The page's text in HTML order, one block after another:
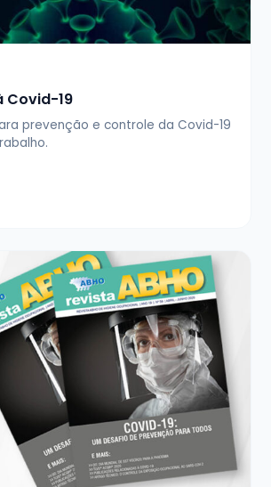
Covid-19
prevenção e controle da Covid-19